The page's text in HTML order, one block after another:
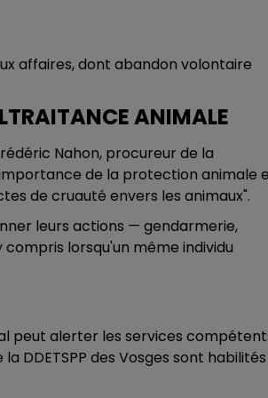
affaires, dont abandon volontaire
ANIMALE
Nahon, procureur de la
de la protection animale
de cruauté envers les animaux".
leurs actions — gendarmerie,
lorsqu'un même individu
peut alerter les services
DDETSPP des Vosges sont